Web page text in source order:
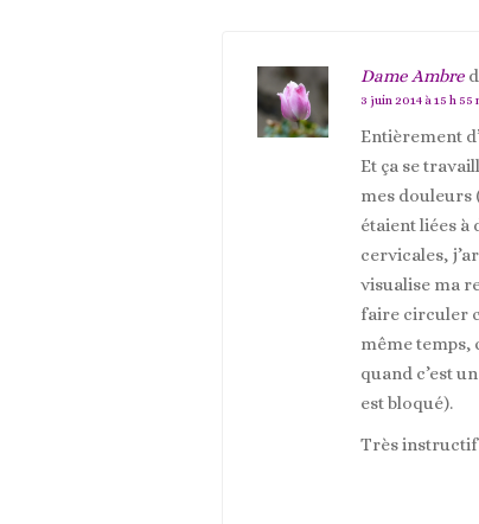
Dame Ambre
3 juin 2014 à 15 h 55
Entièrement
Et ça se
mes douleurs
étaient liées à
cervicales,
visualise ma
faire circuler
même temps,
quand c’est
est bloqué).
Très